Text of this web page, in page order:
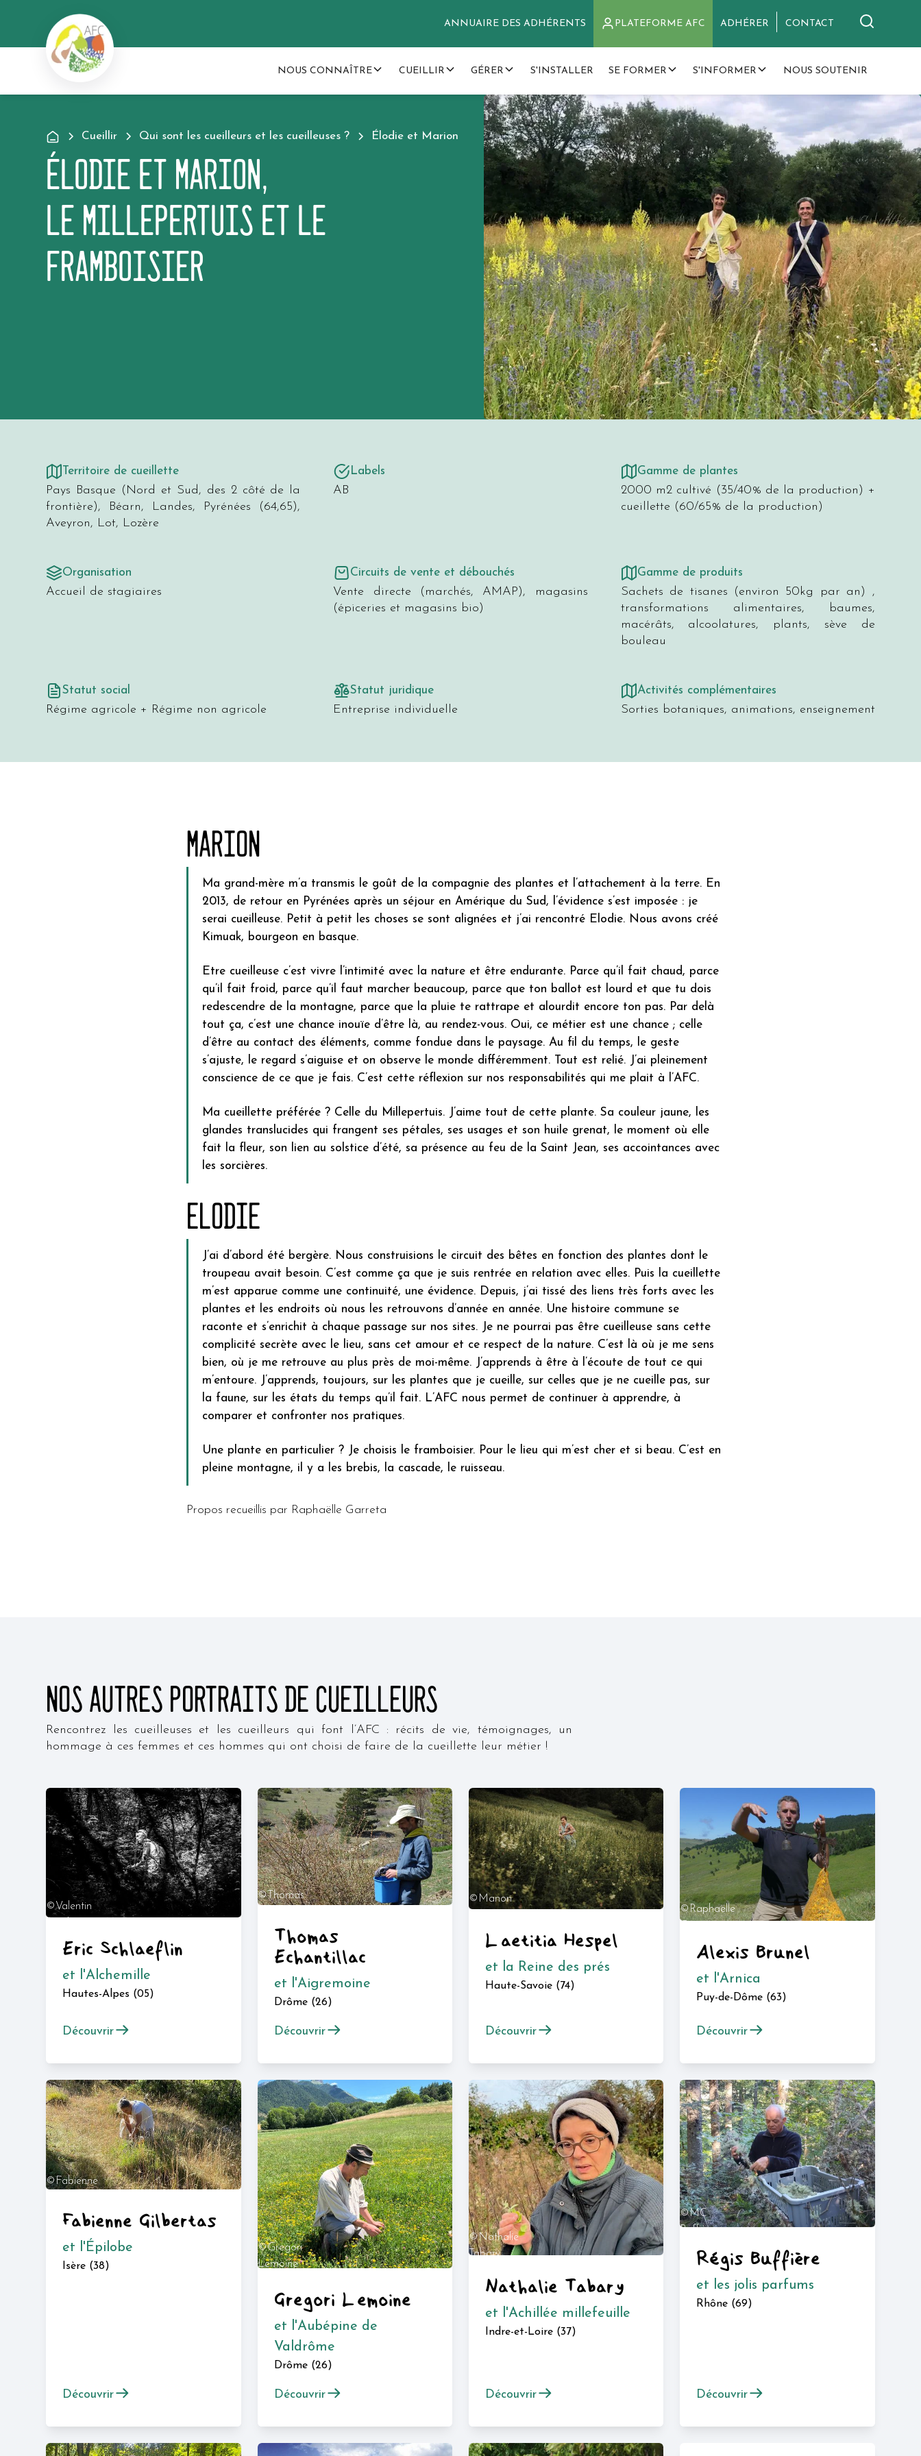
ANNUAIRE DES ADHÉRENTS PLATEFORME AFC ADHÉRER CONTACT
NOUS CONNAÎTRE CUEILLIR GÉRER S'INSTALLER SE FORMER S'INFORMER NOUS SOUTENIR
Cueillir Qui sont les cueilleurs et les cueilleuses ? Élodie et Marion
Élodie et Marion,
le Millepertuis et le
Framboisier
Territoire de cueillette
Pays Basque (Nord et Sud, des 2 côté de la
frontière), Béarn, Landes, Pyrénées (64,65),
Aveyron, Lot, Lozère
Labels
AB
Gamme de plantes
2000 m2 cultivé (35/40% de la production) +
cueillette (60/65% de la production)
Organisation
Accueil de stagiaires
Circuits de vente et débouchés
Vente directe (marchés, AMAP), magasins
(épiceries et magasins bio)
Gamme de produits
Sachets de tisanes (environ 50kg par an) ,
transformations alimentaires, baumes,
macérâts, alcoolatures, plants, sève de
bouleau
Statut social
Régime agricole + Régime non agricole
Statut juridique
Entreprise individuelle
Activités complémentaires
Sorties botaniques, animations, enseignement
Marion
Ma grand-mère m’a transmis le goût de la compagnie des plantes et l’attachement à la terre. En
2013, de retour en Pyrénées après un séjour en Amérique du Sud, l’évidence s’est imposée : je
serai cueilleuse. Petit à petit les choses se sont alignées et j’ai rencontré Elodie. Nous avons créé
Kimuak, bourgeon en basque.
Etre cueilleuse c’est vivre l’intimité avec la nature et être endurante. Parce qu’il fait chaud, parce
qu’il fait froid, parce qu’il faut marcher beaucoup, parce que ton ballot est lourd et que tu dois
redescendre de la montagne, parce que la pluie te rattrape et alourdit encore ton pas. Par delà
tout ça, c’est une chance inouïe d’être là, au rendez-vous. Oui, ce métier est une chance ; celle
d’être au contact des éléments, comme fondue dans le paysage. Au fil du temps, le geste
s’ajuste, le regard s’aiguise et on observe le monde différemment. Tout est relié. J’ai pleinement
conscience de ce que je fais. C’est cette réflexion sur nos responsabilités qui me plait à l’AFC.
Ma cueillette préférée ? Celle du Millepertuis. J’aime tout de cette plante. Sa couleur jaune, les
glandes translucides qui frangent ses pétales, ses usages et son huile grenat, le moment où elle
fait la fleur, son lien au solstice d’été, sa présence au feu de la Saint Jean, ses accointances avec
les sorcières.
Elodie
J’ai d’abord été bergère. Nous construisions le circuit des bêtes en fonction des plantes dont le
troupeau avait besoin. C’est comme ça que je suis rentrée en relation avec elles. Puis la cueillette
m’est apparue comme une continuité, une évidence. Depuis, j’ai tissé des liens très forts avec les
plantes et les endroits où nous les retrouvons d’année en année. Une histoire commune se
raconte et s’enrichit à chaque passage sur nos sites. Je ne pourrai pas être cueilleuse sans cette
complicité secrète avec le lieu, sans cet amour et ce respect de la nature. C’est là où je me sens
bien, où je me retrouve au plus près de moi-même. J’apprends à être à l’écoute de tout ce qui
m’entoure. J’apprends, toujours, sur les plantes que je cueille, sur celles que je ne cueille pas, sur
la faune, sur les états du temps qu’il fait. L’AFC nous permet de continuer à apprendre, à
comparer et confronter nos pratiques.
Une plante en particulier ? Je choisis le framboisier. Pour le lieu qui m’est cher et si beau. C’est en
pleine montagne, il y a les brebis, la cascade, le ruisseau.
Propos recueillis par Raphaëlle Garreta
nos autres portraits de cueilleurs
Rencontrez les cueilleuses et les cueilleurs qui font l’AFC : récits de vie, témoignages, un
hommage à ces femmes et ces hommes qui ont choisi de faire de la cueillette leur métier !
©Valentin
Eric Schlaeflin
et l'Alchemille
Hautes-Alpes (05)
Découvrir
©Thomas
Thomas
Echantillac
et l'Aigremoine
Drôme (26)
Découvrir
©Manon
Laetitia Hespel
et la Reine des prés
Haute-Savoie (74)
Découvrir
©Raphaëlle
Alexis Brunel
et l'Arnica
Puy-de-Dôme (63)
Découvrir
©Fabienne
Fabienne Gilbertas
et l'Épilobe
Isère (38)
Découvrir
©Gregori
Lemoine
Gregori Lemoine
et l'Aubépine de
Valdrôme
Drôme (26)
Découvrir
©Nathalie
Tabary
Nathalie Tabary
et l'Achillée millefeuille
Indre-et-Loire (37)
Découvrir
©MC
Buffière
Régis Buffière
et les jolis parfums
Rhône (69)
Découvrir